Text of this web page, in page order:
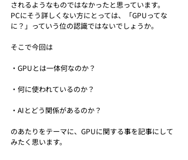
されるようなものではなかったと思っています。
PCにそう詳しくない方にとっては、「GPUってな
に？」っていう位の認識ではないでしょうか。
そこで今回は
・GPUとは一体何なのか？
・何に使われているのか？
・AIとどう関係があるのか？
のあたりをテーマに、GPUに関する事を記事にして
みたく思います。